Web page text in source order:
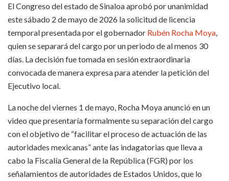
El Congreso del estado de Sinaloa aprobó por unanimidad
este sábado 2 de mayo de 2026 la solicitud de licencia
temporal presentada por el gobernador Rubén Rocha Moya
quien se separará del cargo por un periodo de al menos 30
días. La decisión fue tomada en sesión extraordinaria
convocada de manera expresa para atender la petición del
Ejecutivo local.
La noche del viernes 1 de mayo, Rocha Moya anunció en un
video que presentaría formalmente su separación del cargo
con el objetivo de “facilitar el proceso de actuación de las
autoridades mexicanas” ante las indagatorias que lleva a
cabo la Fiscalía General de la República (FGR) por los
señalamientos de autoridades de Estados Unidos, que lo